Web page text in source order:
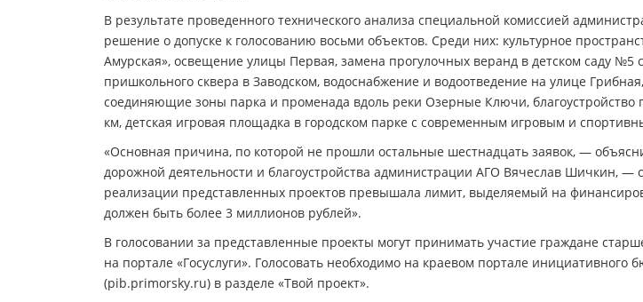
В результате проведенного технического анализа специальной комиссией
решение о допуске к голосованию восьми объектов. Среди них: культурное
Амурская», освещение улицы Первая, замена прогулочных веранд в детском саду №5
пришкольного сквера в Заводском, водоснабжение и водоотведение на улице
соединяющие зоны парка и променада вдоль реки Озерные Ключи, благоустройство
км, детская игровая площадка в городском парке с современным игровым и
«Основная причина, по которой не прошли остальные шестнадцать заявок, —
дорожной деятельности и благоустройства администрации АГО Вячеслав Шичкин, —
реализации представленных проектов превышала лимит, выделяемый на
должен быть более 3 миллионов рублей».
В голосовании за представленные проекты могут принимать участие граждане
на портале «Госуслуги». Голосовать необходимо на краевом портале инициативного
(pib.primorsky.ru) в разделе «Твой проект».